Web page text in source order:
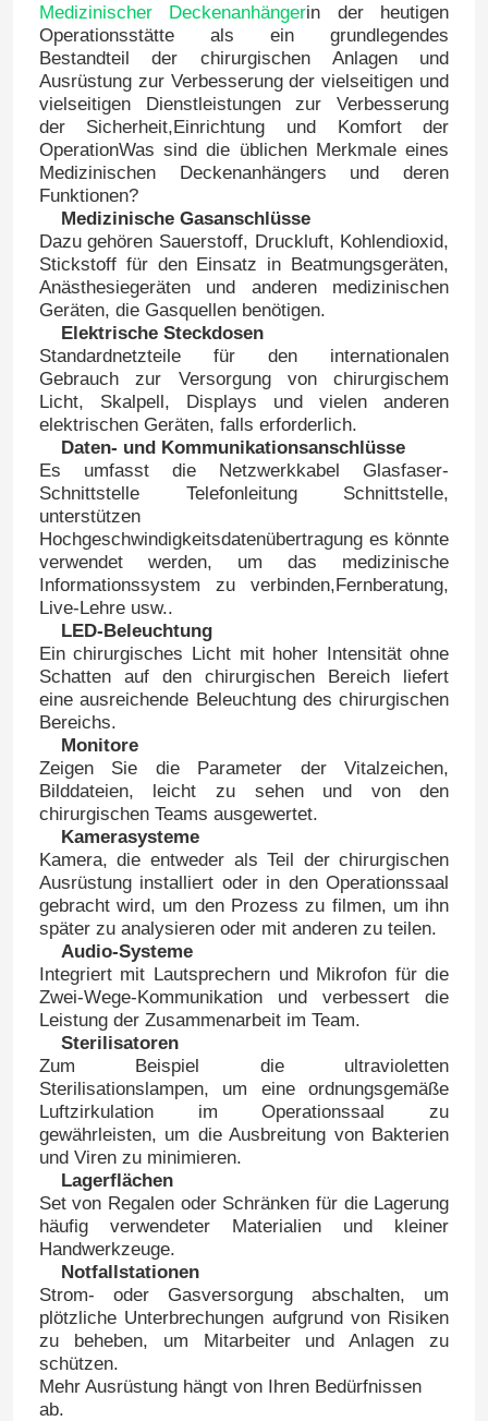
Medizinischer Deckenanhängerin der heutigen
Operationsstätte als ein grundlegendes
Bestandteil der chirurgischen Anlagen und
Ausrüstung zur Verbesserung der vielseitigen und
vielseitigen Dienstleistungen zur Verbesserung
der Sicherheit,Einrichtung und Komfort der
OperationWas sind die üblichen Merkmale eines
Medizinischen Deckenanhängers und deren
Funktionen?
Medizinische Gasanschlüsse
Dazu gehören Sauerstoff, Druckluft, Kohlendioxid,
Stickstoff für den Einsatz in Beatmungsgeräten,
Anästhesiegeräten und anderen medizinischen
Geräten, die Gasquellen benötigen.
Elektrische Steckdosen
Standardnetzteile für den internationalen
Gebrauch zur Versorgung von chirurgischem
Licht, Skalpell, Displays und vielen anderen
elektrischen Geräten, falls erforderlich.
Daten- und Kommunikationsanschlüsse
Es umfasst die Netzwerkkabel Glasfaser-
Schnittstelle Telefonleitung Schnittstelle,
unterstützen
Hochgeschwindigkeitsdatenübertragung es könnte
verwendet werden, um das medizinische
Informationssystem zu verbinden,Fernberatung,
Live-Lehre usw..
LED-Beleuchtung
Ein chirurgisches Licht mit hoher Intensität ohne
Schatten auf den chirurgischen Bereich liefert
eine ausreichende Beleuchtung des chirurgischen
Bereichs.
Monitore
Zeigen Sie die Parameter der Vitalzeichen,
Bilddateien, leicht zu sehen und von den
chirurgischen Teams ausgewertet.
Kamerasysteme
Kamera, die entweder als Teil der chirurgischen
Ausrüstung installiert oder in den Operationssaal
gebracht wird, um den Prozess zu filmen, um ihn
später zu analysieren oder mit anderen zu teilen.
Audio-Systeme
Integriert mit Lautsprechern und Mikrofon für die
Zwei-Wege-Kommunikation und verbessert die
Leistung der Zusammenarbeit im Team.
Sterilisatoren
Zum Beispiel die ultravioletten
Sterilisationslampen, um eine ordnungsgemäße
Luftzirkulation im Operationssaal zu
gewährleisten, um die Ausbreitung von Bakterien
und Viren zu minimieren.
Lagerflächen
Set von Regalen oder Schränken für die Lagerung
häufig verwendeter Materialien und kleiner
Handwerkzeuge.
Notfallstationen
Strom- oder Gasversorgung abschalten, um
plötzliche Unterbrechungen aufgrund von Risiken
zu beheben, um Mitarbeiter und Anlagen zu
schützen.
Mehr Ausrüstung hängt von Ihren Bedürfnissen
ab.